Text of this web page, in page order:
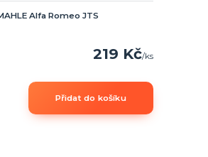
Alfa Romeo JTS
219 Kč/ks
Přidat do košíku